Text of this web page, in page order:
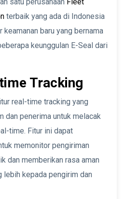
terbaik yang ada di Indonesia
baru yang bernama
keunggulan E-Seal dari
Tracking
real-time tracking yang
dan penerima untuk melacak
time. Fitur ini dapat
memonitor pengiriman
dan memberikan rasa aman
lebih kepada pengirim dan